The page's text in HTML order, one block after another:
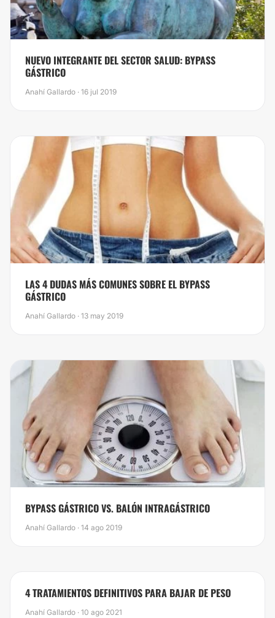
NUEVO INTEGRANTE DEL SECTOR SALUD: BYPASS
GÁSTRICO
Anahí Gallardo · 16 jul 2019
​LAS 4 DUDAS MÁS COMUNES SOBRE EL BYPASS
GÁSTRICO
Anahí Gallardo · 13 may 2019
BYPASS GÁSTRICO VS. BALÓN INTRAGÁSTRICO
Anahí Gallardo · 14 ago 2019
4 TRATAMIENTOS DEFINITIVOS PARA BAJAR DE PESO
Anahí Gallardo · 10 ago 2021